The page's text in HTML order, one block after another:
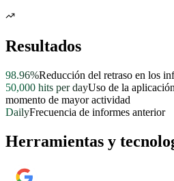
Resultados
98.96%Reducción del retraso en los
50,000 hits per dayUso de la
momento de mayor actividad
DailyFrecuencia de informes anterior
Herramientas y